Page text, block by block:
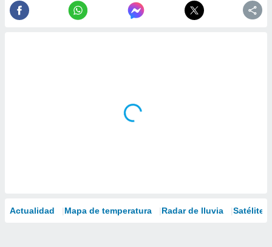
Actualidad Mapa de temperatura Radar de lluvia Satélites